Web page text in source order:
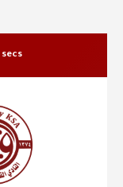
secs